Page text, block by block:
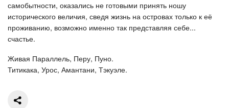
самобытности, оказались не готовыми принять ношу
исторического величия, сведя жизнь на островах только к её
проживанию, возможно именно так представляя себе...
счастье.
Живая Параллель, Перу, Пуно.
Титикака, Урос, Амантани, Тэкуэле.